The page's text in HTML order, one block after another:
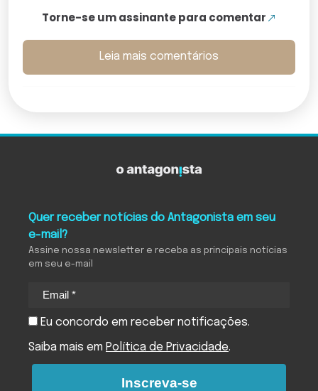
Torne-se um assinante para comentar
Leia mais comentários
Quer receber notícias do Antagonista em seu
e-mail?
Assine nossa newsletter e receba as principais notícias
em seu e-mail
Eu concordo em receber notificações.
Saiba mais em Política de Privacidade.
Inscreva-se